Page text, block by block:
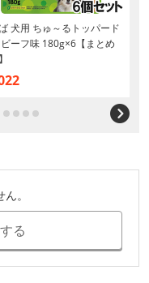
犬用 ちゅ～るトッパード
ーフ味 180g×6【まとめ
。
る